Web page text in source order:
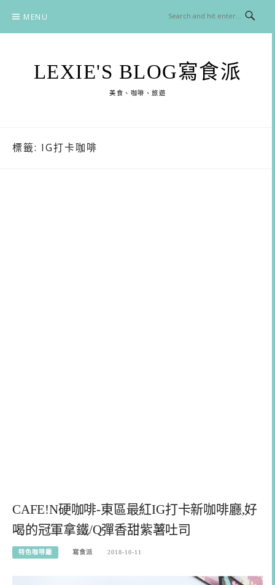
content
MENU
LEXIE'S BLOG寫食派
美食、咖啡、旅遊
標籤: IG打卡咖啡
CAFE!N硬咖啡-東區最紅IG打卡新咖啡廳,好
喝的冠軍拿鐵/Q彈香甜紫薯吐司
特色咖啡廳 寫食派 2018-10-11